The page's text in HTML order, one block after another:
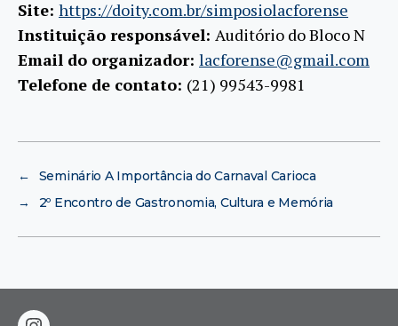
Site: https://doity.com.br/simposiolacforense
Instituição responsável: Auditório do Bloco N
Email do organizador: lacforense@gmail.com
Telefone de contato: (21) 99543-9981
←
Seminário A Importância do Carnaval Carioca
→
2º Encontro de Gastronomia, Cultura e Memória